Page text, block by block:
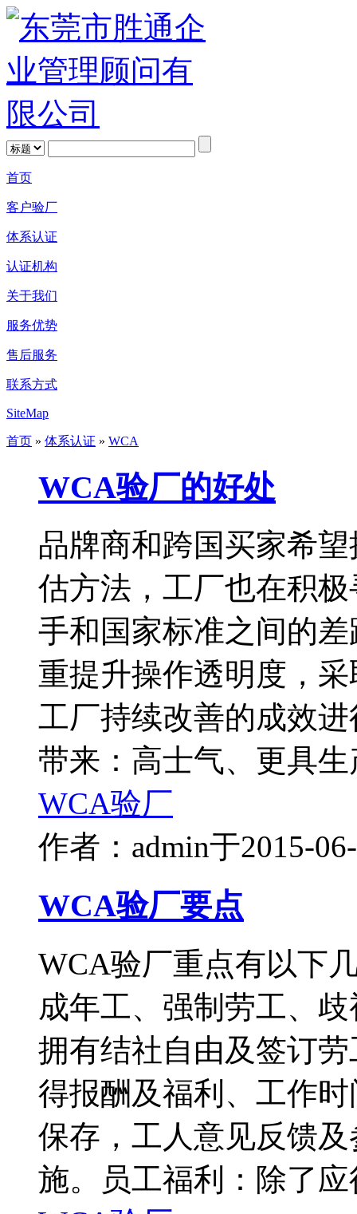
首页
客户验厂
体系认证
认证机构
关于我们
服务优势
售后服务
联系方式
SiteMap
首页 » 体系认证 » WCA
WCA验厂的好处
品牌商和跨国买家希
估方法，工厂也在积
手和国家标准之间的
重提升操作透明度，
工厂持续改善的成效
带来：高士气、更具
WCA验厂
作者：admin于2015-
WCA验厂要点
WCA验厂重点有以下
成年工、强制劳工、
拥有结社自由及签订
得报酬及福利、工作
保存，工人意见反馈
施。员工福利：除了